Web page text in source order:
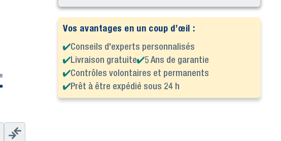
Vos avantages en un coup d’œil :
Conseils d'experts personnalisés
Livraison gratuite
5 Ans de garantie
Contrôles volontaires et permanents
Prêt à être expédié sous 24 h